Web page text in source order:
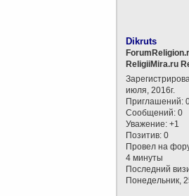
Dikruts
ReligiiMira.ru
июля, 2016г.
Приглашений:
Сообщений: 0
Уважение: +1
Позитив: 0
Провел на
4 минуты
Последний
Понедельник,